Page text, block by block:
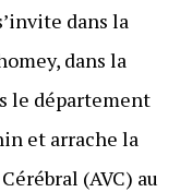
dans la
dans la
le département
et arrache la
(AVC) au